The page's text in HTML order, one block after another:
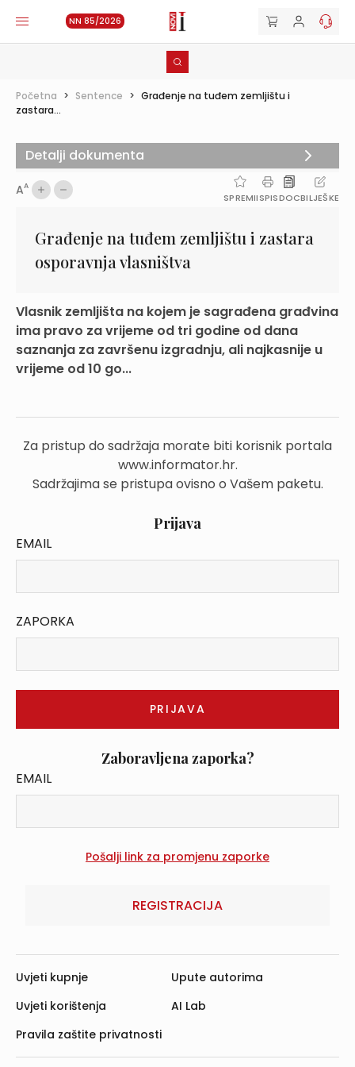
NN 85/2026
Početna > Sentence > Građenje na tuđem zemljištu i
zastara...
AA
SPREMIISPISDOCBILJEŠKE
Građenje na tuđem zemljištu i zastara
osporavnja vlasništva
Vlasnik zemljišta na kojem je sagrađena građvina
ima pravo za vrijeme od tri godine od dana
saznanja za završenu izgradnju, ali najkasnije u
vrijeme od 10 go...
Za pristup do sadržaja morate biti korisnik portala
www.informator.hr.
Sadržajima se pristupa ovisno o Vašem paketu.
Prijava
EMAIL
ZAPORKA
Zaboravljena zaporka?
EMAIL
REGISTRACIJA
Detalji dokumenta
Uvjeti kupnje
Uvjeti korištenja
Pravila zaštite privatnosti
Upute autorima
AI Lab